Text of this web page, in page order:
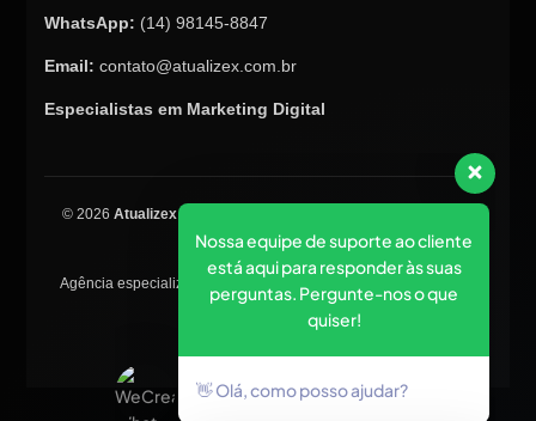
WhatsApp: (14) 98145-8847
Email: contato@atualizex.com.br
Especialistas em Marketing Digital
© 2026 Atualizex Marketing & Performance
reservados.
Agência especializada em SEO, criação de sites, tráfego pago e
posicionamento no Google.
Nossa equipe de suporte ao cliente
perguntas. Pergunte-nos o que
quiser!
👋 Olá, como posso ajudar?